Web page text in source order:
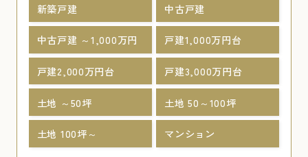
新築戸建 中古戸建
中古戸建 ～1,000万円 戸建1,000万円台
戸建2,000万円台 戸建3,000万円台
土地 ～50坪 土地 50～100坪
土地 100坪～ マンション